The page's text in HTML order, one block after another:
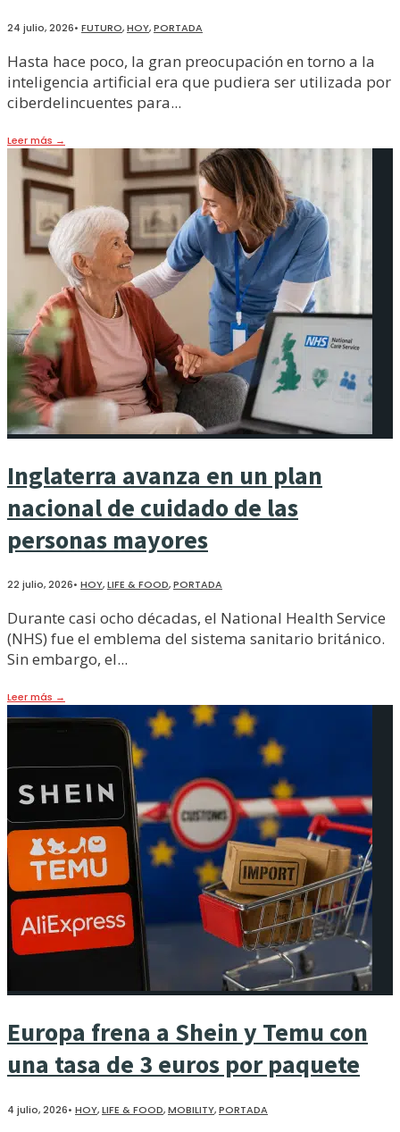
24 julio, 2026• FUTURO,HOY,PORTADA
Hasta hace poco, la gran preocupación en torno a la
inteligencia artificial era que pudiera ser utilizada por
ciberdelincuentes para...
Leer más →
Inglaterra avanza en un plan
nacional de cuidado de las
personas mayores
22 julio, 2026• HOY,LIFE & FOOD,PORTADA
Durante casi ocho décadas, el National Health Service
(NHS) fue el emblema del sistema sanitario británico.
Sin embargo, el...
Leer más →
Europa frena a Shein y Temu con
una tasa de 3 euros por paquete
4 julio, 2026• HOY,LIFE & FOOD,MOBILITY,PORTADA